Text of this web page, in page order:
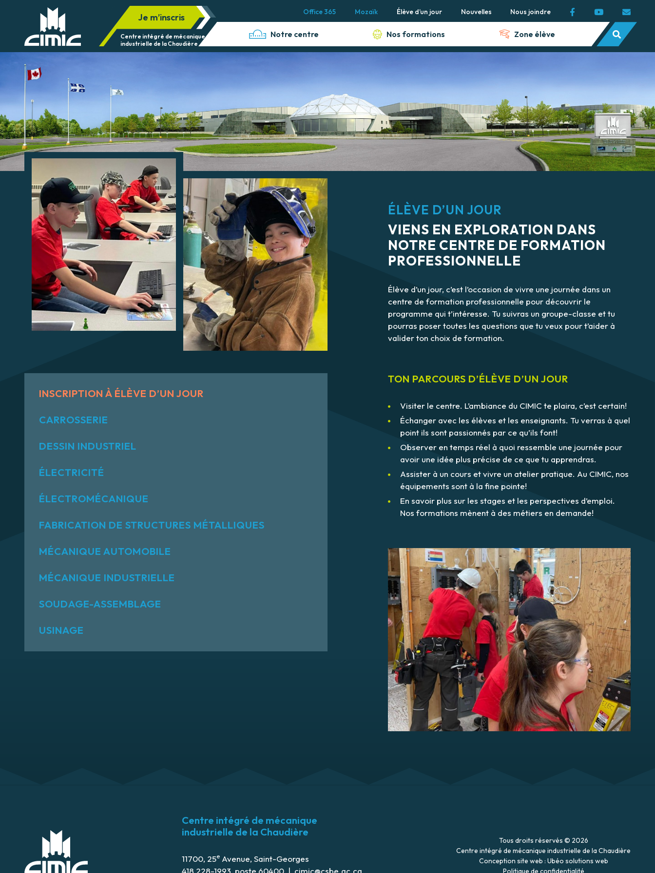
Je m’inscris
Centre intégré de mécanique
industrielle de la Chaudière
Office 365 Mozaïk Élève d’un jour Nouvelles Nous joindre
Notre centre Nos formations Zone élève
ÉLÈVE D’UN JOUR
VIENS EN EXPLORATION DANS
NOTRE CENTRE DE FORMATION
PROFESSIONNELLE
Élève d’un jour, c’est l’occasion de vivre une journée dans un
centre de formation professionnelle pour découvrir le
programme qui t’intéresse. Tu suivras un groupe-classe et tu
pourras poser toutes les questions que tu veux pour t’aider à
valider ton choix de formation.
INSCRIPTION À ÉLÈVE D’UN JOUR
CARROSSERIE
DESSIN INDUSTRIEL
ÉLECTRICITÉ
ÉLECTROMÉCANIQUE
FABRICATION DE STRUCTURES MÉTALLIQUES
MÉCANIQUE AUTOMOBILE
MÉCANIQUE INDUSTRIELLE
SOUDAGE-ASSEMBLAGE
USINAGE
TON PARCOURS D’ÉLÈVE D’UN JOUR
Visiter le centre. L’ambiance du CIMIC te plaira, c’est certain!
Échanger avec les élèves et les enseignants. Tu verras à quel
point ils sont passionnés par ce qu’ils font!
Observer en temps réel à quoi ressemble une journée pour
avoir une idée plus précise de ce que tu apprendras.
Assister à un cours et vivre un atelier pratique. Au CIMIC, nos
équipements sont à la fine pointe!
En savoir plus sur les stages et les perspectives d’emploi.
Nos formations mènent à des métiers en demande!
Centre intégré de mécanique
industrielle de la Chaudière
11700, 25e Avenue, Saint-Georges
Tous droits réservés © 2026
Centre intégré de mécanique industrielle de la Chaudière
Conception site web : Ubéo solutions web